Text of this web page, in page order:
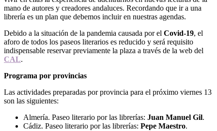
mano de autores y creadores andaluces. Recordando que ir a una
librería es un plan que debemos incluir en nuestras agendas.
Debido a la situación de la pandemia causada por el Covid-19, el
aforo de todos los paseos literarios es reducido y será requisito
indispensable reservar previamente la plaza a través de la web del
CAL.
Programa por provincias
Las actividades preparadas por provincia para el próximo viernes 13
son las siguientes:
Almería. Paseo literario por las librerías: Juan Manuel Gil.
Cádiz. Paseo literario por las librerías: Pepe Maestro.